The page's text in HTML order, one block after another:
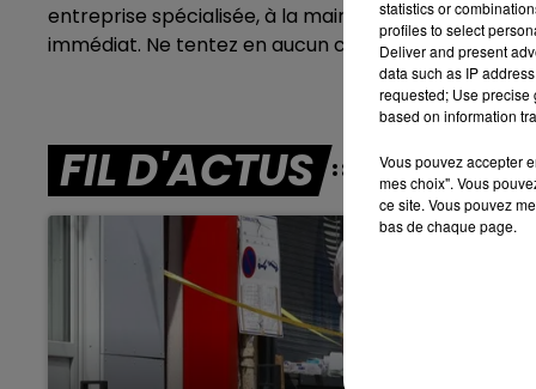
7h00 - 10h00
DEBOUT C'EST L'HEURE
entreprise spécialisée, à la mairie de votre
immédiat. Ne tentez en aucun cas de détruire le
FIL D'ACTUS
statistics or
profiles to select
Deliver and present
data such as IP
requested; Use precise
based on information
Vous pouvez accepter
mes choix". Vous
ce site. Vous pouvez
bas de chaque page.